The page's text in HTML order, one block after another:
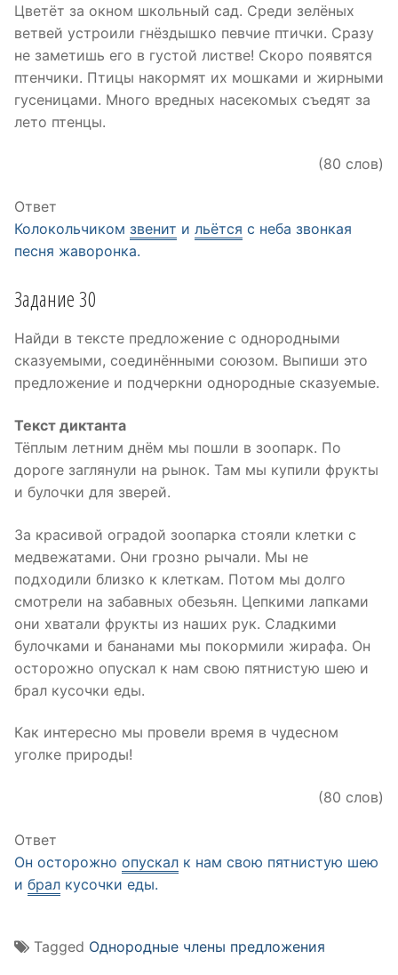
Цветёт за окном школьный сад. Среди зелёных
ветвей устроили гнёздышко певчие птички. Сразу
не заметишь его в густой листве! Скоро появятся
птенчики. Птицы накормят их мошками и жирными
гусеницами. Много вредных насекомых съедят за
лето птенцы.
(80 слов)
Ответ
Колокольчиком звенит и льётся с неба звонкая
песня жаворонка.
Задание 30
Найди в тексте предложение с однородными
сказуемыми, соединёнными союзом. Выпиши это
предложение и подчеркни однородные сказуемые.
Текст диктанта
Тёплым летним днём мы пошли в зоопарк. По
дороге заглянули на рынок. Там мы купили фрукты
и булочки для зверей.
За красивой оградой зоопарка стояли клетки с
медвежатами. Они грозно рычали. Мы не
подходили близко к клеткам. Потом мы долго
смотрели на забавных обезьян. Цепкими лапками
они хватали фрукты из наших рук. Сладкими
булочками и бананами мы покормили жирафа. Он
осторожно опускал к нам свою пятнистую шею и
брал кусочки еды.
Как интересно мы провели время в чудесном
уголке природы!
(80 слов)
Ответ
Он осторожно опускал к нам свою пятнистую шею
и брал кусочки еды.
Tagged Однородные члены предложения